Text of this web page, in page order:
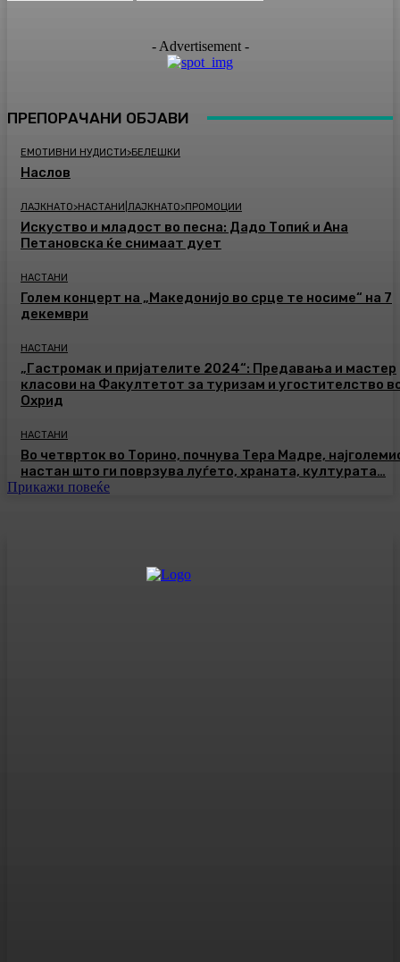
- Advertisement -
ПРЕПОРАЧАНИ ОБЈАВИ
ЕМОТИВНИ НУДИСТИ>БЕЛЕШКИ
Наслов
ЛАЈКНАТО>НАСТАНИ|ЛАЈКНАТО>ПРОМОЦИИ
Искуство и младост во песна: Дадо Топиќ и Ана
Петановска ќе снимаат дует
НАСТАНИ
Голем концерт на „Македонијо во срце те носиме“ на 7
декември
НАСТАНИ
„Гастромак и пријателите 2024“: Предавања и мастер
класови на Факултетот за туризам и угостителство
Охрид
НАСТАНИ
Во четврток во Торино, почнува Тера Мадре,
настан што ги поврзува луѓето, храната, културата…
Прикажи повеќе